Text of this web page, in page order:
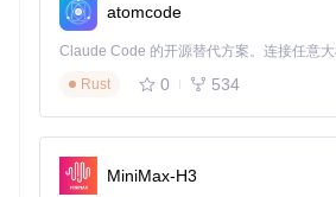
项目特点
P环境。
独立性：不干扰主机上的其他服务
己的独立环境。
灵活性
求。
atomcode
Rust
0 534
MiniMax-H3